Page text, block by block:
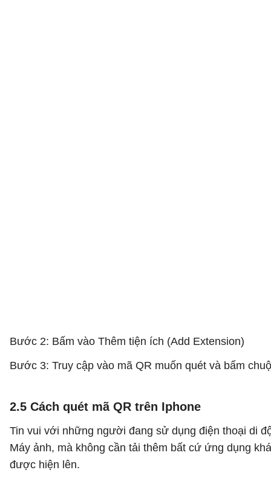
Bước 2: Bấm vào Thêm tiện ích (Add Extension)
Bước 3: Truy cập vào mã QR muốn quét và bấm
2.5 Cách quét mã QR trên Iphone
Tin vui với những người đang sử dụng điện thoại di
Máy ảnh, mà không cần tải thêm bất cứ ứng dụng
được hiện lên.